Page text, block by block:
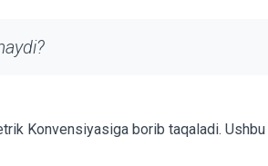
Konvensiyasiga borib taqaladi.